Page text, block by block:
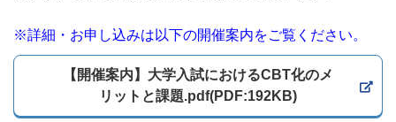
※詳細・お申し込みは以下の開催案内をご覧ください。
【開催案内】大学入試におけるCBT化のメ
リットと課題.pdf(PDF:192KB)